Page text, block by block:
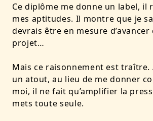
Ce diplôme me donne un label, il
mes aptitudes. Il montre que je
devrais être en mesure d’avancer
projet…
Mais ce raisonnement est traître.
un atout, au lieu de me donner
moi, il ne fait qu’amplifier la
mets toute seule.